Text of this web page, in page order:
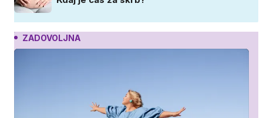
ZADOVOLJNA